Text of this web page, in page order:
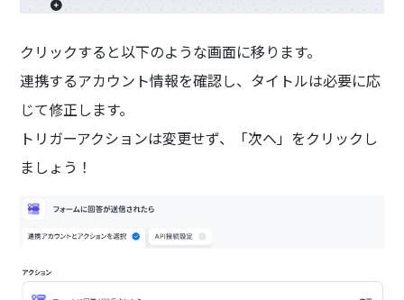
クリックすると以下のような画面に移ります。
連携するアカウント情報を確認し、タイトルは必要に応
じて修正します。
トリガーアクションは変更せず、「次へ」をクリックし
ましょう！